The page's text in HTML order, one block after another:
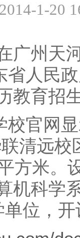
员会费的通知
1-20
广州天
省人民
教育招
官网显
清远
方米。
机科学
位，